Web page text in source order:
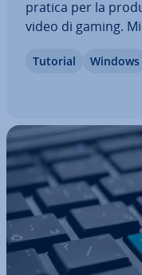
pratica per la
video di gaming.
gi­stra­re i
Tutorial Windows